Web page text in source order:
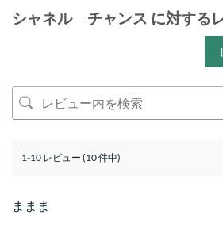
シャネル チャンス に対する
1-10 レビュー (10 件中)
ままま